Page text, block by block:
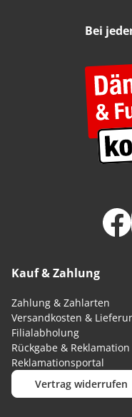
Bei
Kauf & Zahlung
Zahlung & Zahlarten
Versandkosten &
Filialabholung
Rückgabe & Reklamation
Reklamationsportal
Vertrag widerrufen